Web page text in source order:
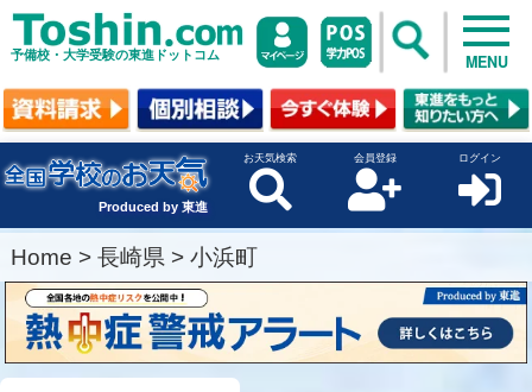
予備校・大学受験の東進ドットコム MENU
Produced by 東進
お天気検索 会員登録 ログイン
Home > 長崎県 > 小浜町